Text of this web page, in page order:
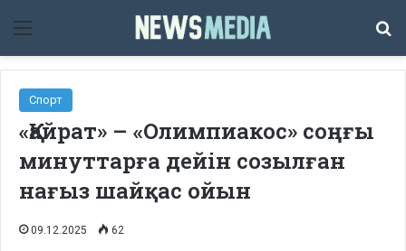
Мәзір
Спорт
«Қайрат» – «Олимпиакос» соңғы
минуттарға дейін созылған
нағыз шайқас ойын
09.12.2025 62